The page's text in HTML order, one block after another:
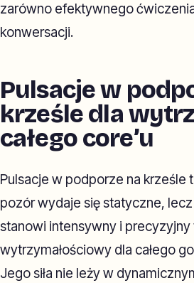
zarówno efektywnego
konwersacji.
Pulsacje w
krześle dla
całego core’u
Pulsacje w podporze na krześle
pozór wydaje się statyczne,
stanowi intensywny i precyzyjny
wytrzymałościowy dla całego
Jego siła nie leży w